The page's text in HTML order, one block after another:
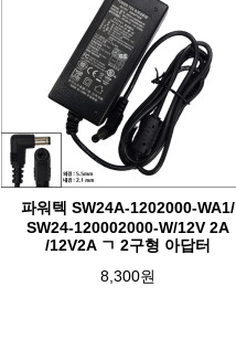
파워텍 SW24A-1202000-WA1/
SW24-120002000-W/12V 2A
/12V2A ㄱ 2구형 아답터
8,300원